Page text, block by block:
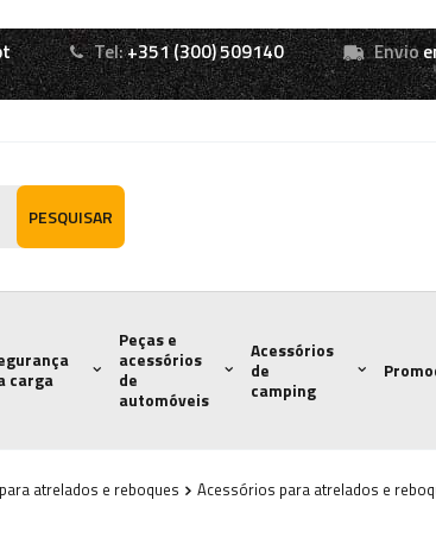
Tel:+351 (300) 509140 Envio
PESQUISAR
carga
Peças e
acessórios
de
automóveis
Acessórios
de
camping
atrelados e reboques Acessórios para atrelados e